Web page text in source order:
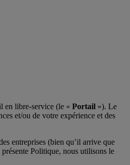
en libre-service (le « Portail »). Le
et/ou de votre expérience et des
entreprises (bien qu’il arrive que
Politique, nous utilisons le